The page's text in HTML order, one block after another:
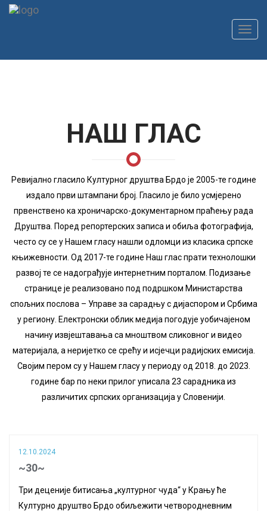
НАШ ГЛАС
Ревијално гласило Културног друштва Брдо је 2005-те године
издало први штампани број. Гласило је било усмјерено
првенствено ка хроничарско-документарном праћењу рада
Друштва. Поред репортерских записа и обиља фотографија,
често су се у Нашем гласу нашли одломци из класика српске
књижевности. Од 2017-те године Наш глас прати технолошки
развој те се надограђује интернетним порталом. Подизање
странице је реализовано под подршком Министарства
спољних послова – Управе за сарадњу с дијаспором и Србима
у региону. Електронски облик медија погодује уобичајеном
начину извјештавања са мноштвом сликовног и видео
материјала, а неријетко се срећу и исјечци радијских емисија.
Својим пером су у Нашем гласу у периоду од 2018. до 2023.
године бар по неки прилог уписала 23 сарадника из
различитих српских организација у Словенији.
12.10.2024
~30~
Три деценије битисања „културног чуда“ у Крању ће
Културно друштво Брдо обиљежити четвородневним